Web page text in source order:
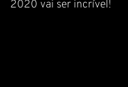
2020 vai ser incrível!